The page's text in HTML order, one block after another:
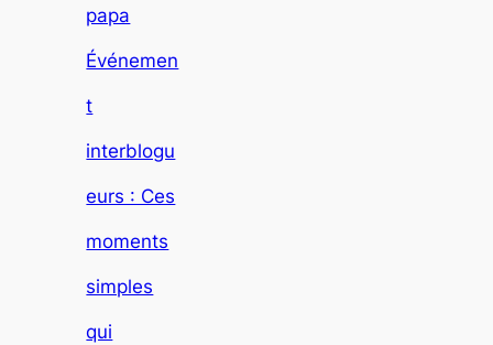
papa
Événemen
t
interblogu
eurs : Ces
moments
simples
qui